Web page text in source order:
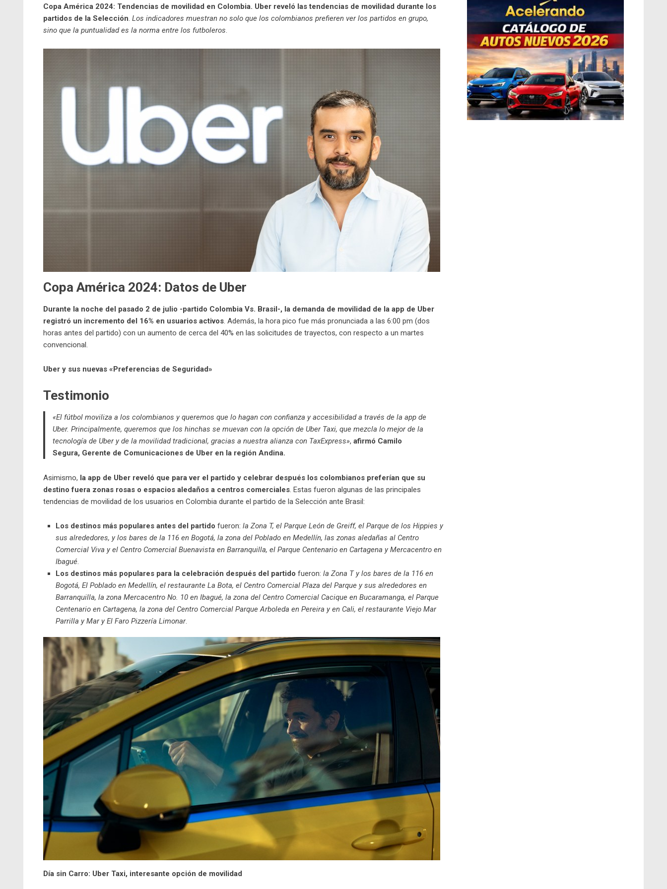
Copa América 2024: Tendencias de movilidad en Colombia. Uber reveló las tendencias de movilidad durante los
partidos de la Selección. Los indicadores muestran no solo que los colombianos prefieren ver los partidos en grupo,
sino que la puntualidad es la norma entre los futboleros.
Copa América 2024: Datos de Uber
Durante la noche del pasado 2 de julio -partido Colombia Vs. Brasil-, la demanda de movilidad de la app de Uber
registró un incremento del 16% en usuarios activos. Además, la hora pico fue más pronunciada a las 6:00 pm (dos
horas antes del partido) con un aumento de cerca del 40% en las solicitudes de trayectos, con respecto a un martes
convencional.
Uber y sus nuevas «Preferencias de Seguridad»
Testimonio
«El fútbol moviliza a los colombianos y queremos que lo hagan con confianza y accesibilidad a través de la app de
Uber. Principalmente, queremos que los hinchas se muevan con la opción de Uber Taxi, que mezcla lo mejor de la
tecnología de Uber y de la movilidad tradicional, gracias a nuestra alianza con TaxExpress», afirmó Camilo
Segura, Gerente de Comunicaciones de Uber en la región Andina.
Asimismo, la app de Uber reveló que para ver el partido y celebrar después los colombianos preferían que su
destino fuera zonas rosas o espacios aledaños a centros comerciales. Estas fueron algunas de las principales
tendencias de movilidad de los usuarios en Colombia durante el partido de la Selección ante Brasil:
Los destinos más populares antes del partido fueron: la Zona T, el Parque León de Greiff, el Parque de los Hippies y
sus alrededores, y los bares de la 116 en Bogotá, la zona del Poblado en Medellín, las zonas aledañas al Centro
Comercial Viva y el Centro Comercial Buenavista en Barranquilla, el Parque Centenario en Cartagena y Mercacentro en
Ibagué.
Los destinos más populares para la celebración después del partido fueron: la Zona T y los bares de la 116 en
Bogotá, El Poblado en Medellín, el restaurante La Bota, el Centro Comercial Plaza del Parque y sus alrededores en
Barranquilla, la zona Mercacentro No. 10 en Ibagué, la zona del Centro Comercial Cacique en Bucaramanga, el Parque
Centenario en Cartagena, la zona del Centro Comercial Parque Arboleda en Pereira y en Cali, el restaurante Viejo Mar
Parrilla y Mar y El Faro Pizzería Limonar.
Día sin Carro: Uber Taxi, interesante opción de movilidad